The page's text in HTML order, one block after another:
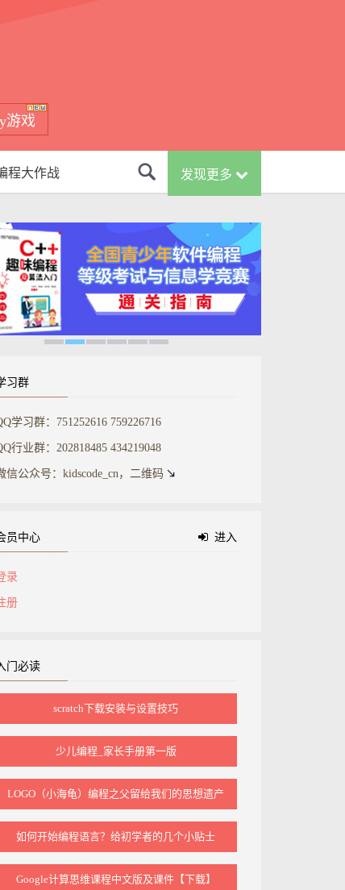
游戏
发现更多
程大作战
习群
学习群：751252616 759226716
行业群：202818485 434219048
信公众号：kidscode_cn，二维码
员中心 进入
录
册
门必读
scratch下载安装与设置技巧
少儿编程_家长手册第一版
LOGO（小海龟）编程之父留给我们的思想遗产
如何开始编程语言？给初学者的几个小贴士
Google计算思维课程中文版及课件【下载】